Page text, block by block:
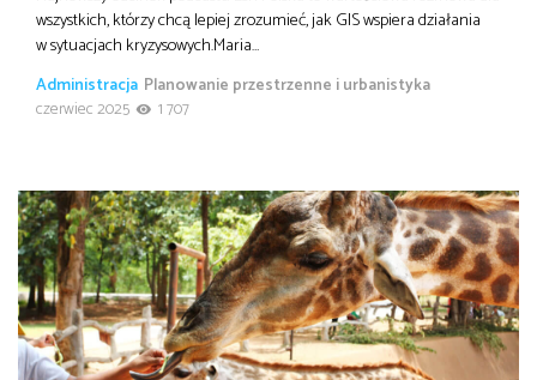
wszystkich, którzy chcą lepiej zrozumieć, jak GIS wspiera działania
w sytuacjach kryzysowych.Maria…
Administracja Planowanie przestrzenne i urbanistyka
czerwiec 2025
1 707